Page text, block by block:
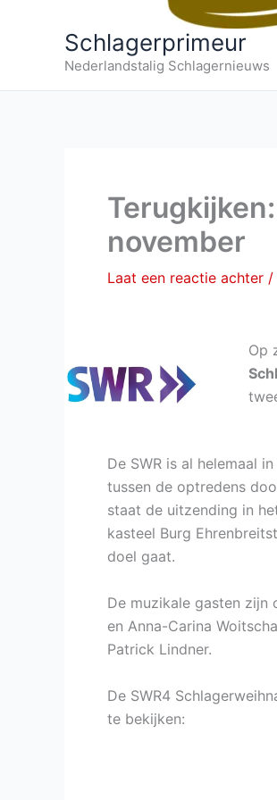
Schlagerprimeur
Nederlandstalig Schlagernieuws
november
Laat een reactie achter /
Op
De SWR is al helemaal
tussen de optredens
staat de uitzending in
kasteel Burg
doel gaat.
De muzikale gasten zijn
en Anna-Carina
Patrick Lindner.
De SWR4
te bekijken: